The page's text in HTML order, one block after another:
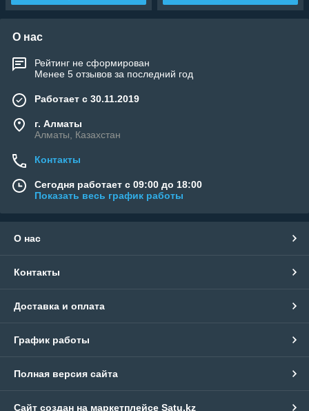
О нас
Рейтинг не сформирован
Менее 5 отзывов за последний год
Работает с 30.11.2019
г. Алматы
Алматы, Казахстан
Контакты
Сегодня работает с 09:00 до 18:00
Показать весь график работы
О нас
Контакты
Доставка и оплата
График работы
Полная версия сайта
Сайт создан на маркетплейсе Satu.kz